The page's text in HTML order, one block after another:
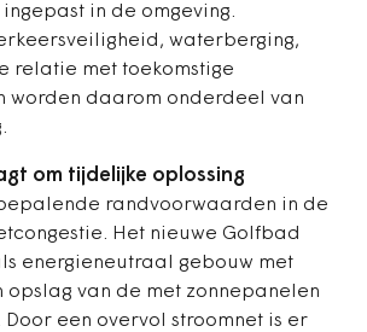
in de omgeving.
waterberging,
relatie met toekomstige
worden daarom onderdeel van
om tijdelijke oplossing
randvoorwaarden in de
Het nieuwe Golfbad
energieneutraal gebouw met
van de met zonnepanelen
Door een overvol stroomnet is er